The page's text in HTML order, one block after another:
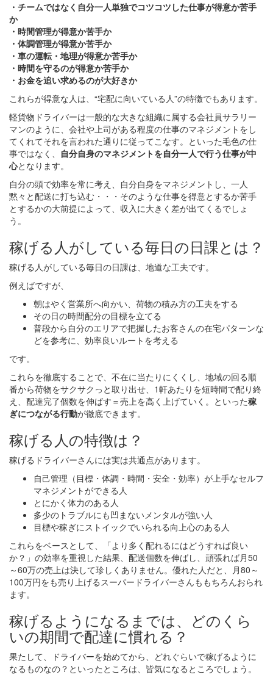
・チームではなく自分一人単独でコツコツした仕事が得意か苦手
か
・時間管理が得意か苦手か
・体調管理が得意か苦手か
・車の運転・地理が得意か苦手か
・時間を守るのが得意か苦手か
・お金を追い求めるのが大好きか
これらが得意な人は、“宅配に向いている人”の特徴でもあります。
軽貨物ドライバーは一般的な大きな組織に属する会社員サラリー
マンのように、会社や上司がある程度の仕事のマネジメントをし
てくれてそれを言われた通りに従ってこなす。といった毛色の仕
事ではなく、 自分自身のマネジメントを自分一人で行う仕事が中
心となります。
自分の頭で効率を常に考え、自分自身をマネジメントし、一人
黙々と配送に打ち込む・・・そのような仕事を得意とするか苦手
とするかの大前提によって、収入に大きく差が出てくるでしょ
う。
稼げる人がしている毎日の日課とは？
稼げる人がしている毎日の日課は、地道な工夫です。
例えばですが、
朝はやく営業所へ向かい、荷物の積み方の工夫をする
その日の時間配分の目標を立てる
普段から自分のエリアで把握したお客さんの在宅パターンな
どを参考に、効率良いルートを考える
です。
これらを徹底することで、不在に当たりにくくし、地域の回る順
番から荷物をサクサクっと取り出せ、1軒あたりを短時間で配り終
え、配達完了個数を伸ばす＝売上を高く上げていく。といった稼
ぎにつながる行動が徹底できます。
稼げる人の特徴は？
稼げるドライバーさんには実は共通点があります。
自己管理（目標・体調・時間・安全・効率）が上手なセルフ
マネジメントができる人
とにかく体力のある人
多少のトラブルにも凹まないメンタルが強い人
目標や稼ぎにストイックでいられる向上心のある人
これらをベースとして、「より多く配れるにはどうすれば良い
か？」の効率を重視した結果、配送個数を伸ばし、頑張れば月50
～60万の売上は決して珍しくありません。優れた人だと、月80～
100万円をも売り上げるスーパードライバーさんももちろんおられ
ます。
稼げるようになるまでは、どのくら
いの期間で配達に慣れる？
果たして、ドライバーを始めてから、どれぐらいで稼げるように
なるものなの？といったところは、皆気になるところでしょう。